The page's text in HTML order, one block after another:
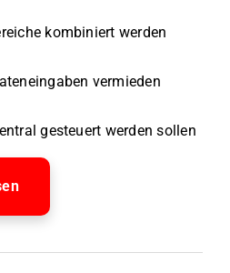
kombiniert werden
vermieden
gesteuert werden sollen